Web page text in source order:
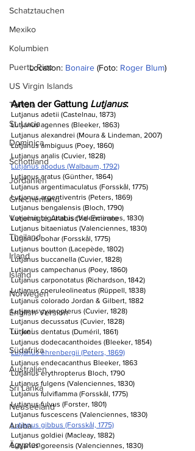
Schatztauchen
Mexiko
Kolumbien
Puerto Rico
US Virgin Islands
Tortola
St. Lucia
Dominica
Schottland
Jordanien
Griechenland
Vereinigte Arabische Emirate
Thailand
Irland
Island
Norwegen
English Version
Türkei
Südafrika
Australien
Sri Lanka
Neuseeland
Aruba
Ägypten
Location: Bonaire (Foto: Roger Blum)
Arten der Gattung Lutjanus:
Lutjanus adetii (Castelnau, 1873)
Lutjanus agennes (Bleeker, 1863)
Lutjanus alexandrei (Moura & Lindeman, 2007)
Lutjanus ambiguus (Poey, 1860)
Lutjanus analis (Cuvier, 1828)
Lutjanus apodus (Walbaum, 1792)
Lutjanus aratus (Günther, 1864)
Lutjanus argentimaculatus (Forsskål, 1775)
Lutjanus argentiventris (Peters, 1869)
Lutjanus bengalensis (Bloch, 1790)
Lutjanus biguttatus (Valenciennes, 1830)
Lutjanus bitaeniatus (Valenciennes, 1830)
Lutjanus bohar (Forsskål, 1775)
Lutjanus boutton (Lacepède, 1802)
Lutjanus buccanella (Cuvier, 1828)
Lutjanus campechanus (Poey, 1860)
Lutjanus carponotatus (Richardson, 1842)
Lutjanus coeruleolineatus (Rüppell, 1838)
Lutjanus colorado Jordan & Gilbert, 1882
Lutjanus cyanopterus (Cuvier, 1828)
Lutjanus decussatus (Cuvier, 1828)
Lutjanus dentatus (Duméril, 1861)
Lutjanus dodecacanthoides (Bleeker, 1854)
Lutjanus ehrenbergii (Peters, 1869)
Lutjanus endecacanthus Bleeker, 1863
Lutjanus erythropterus Bloch, 1790
Lutjanus fulgens (Valenciennes, 1830)
Lutjanus fulviflamma (Forsskål, 1775)
Lutjanus fulvus (Forster, 1801)
Lutjanus fuscescens (Valenciennes, 1830)
Lutjanus gibbus (Forsskål, 1775)
Lutjanus goldiei (Macleay, 1882)
Lutjanus goreensis (Valenciennes, 1830)